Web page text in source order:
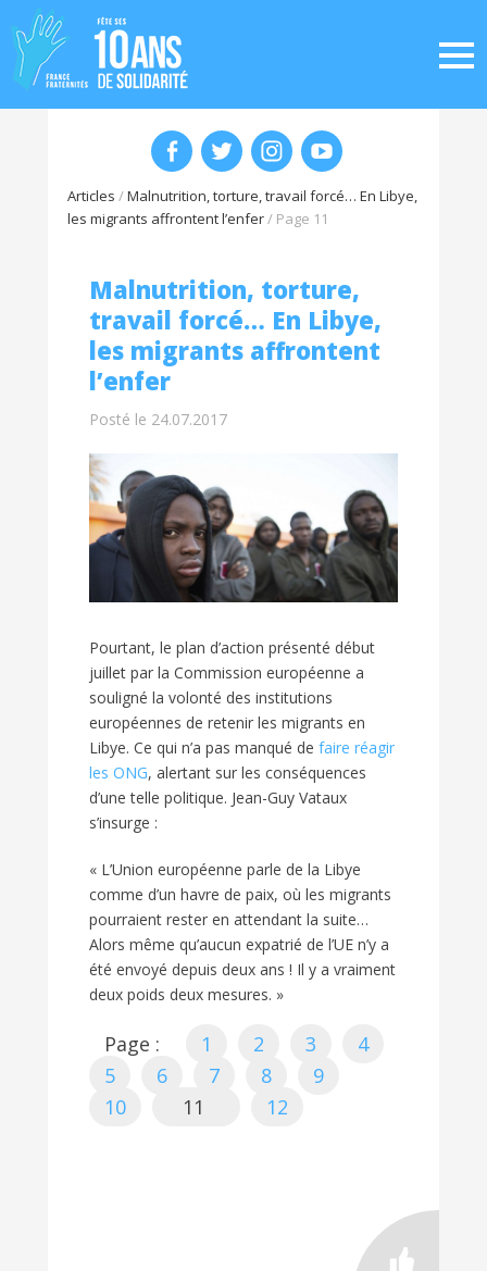
Articles /Malnutrition, torture, travail forcé… En Libye,
les migrants affrontent l’enfer/ Page 11
Malnutrition, torture,
travail forcé… En Libye,
les migrants affrontent
l’enfer
Posté le 24.07.2017
Pourtant, le plan d’action présenté début
juillet par la Commission européenne a
souligné la volonté des institutions
européennes de retenir les migrants en
Libye. Ce qui n’a pas manqué de faire réagir
les ONG, alertant sur les conséquences
d’une telle politique. Jean-Guy Vataux
s’insurge :
« L’Union européenne parle de la Libye
comme d’un havre de paix, où les migrants
pourraient rester en attendant la suite…
Alors même qu’aucun expatrié de l’UE n’y a
été envoyé depuis deux ans ! Il y a vraiment
deux poids deux mesures. »
Page : 1 2 3
4
5
6 7 8
9
10
11 12